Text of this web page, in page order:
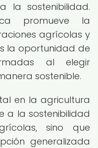
la sostenibilidad.
promueve la
agrícolas y
la oportunidad de
al elegir
sostenible.
en la agricultura
a la sostenibilidad
sino que
generalizada